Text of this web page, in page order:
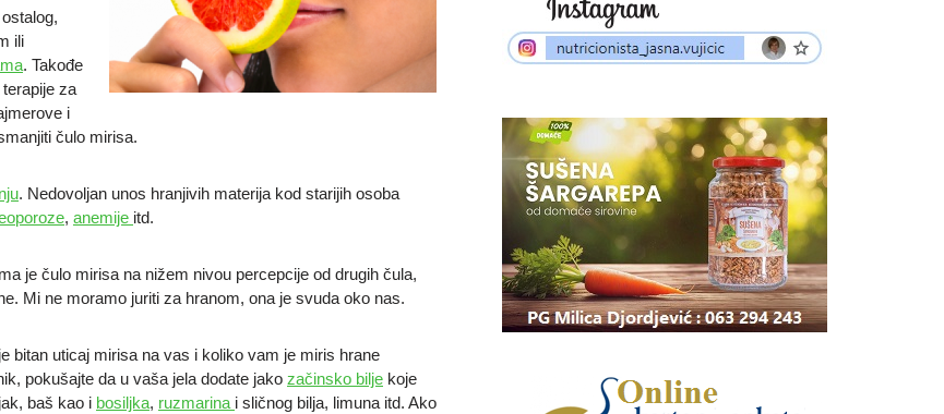
ili
. Takođe
za
i
čulo mirisa.
. Nedovoljan unos hranjivih materija kod starijih osoba
, anemije itd.
je čulo mirisa na nižem nivou percepcije od drugih čula,
Mi ne moramo juriti za hranom, ona je svuda oko nas.
bitan uticaj mirisa na vas i koliko vam je miris hrane
pokušajte da u vaša jela dodate jako začinsko bilje koje
baš kao i bosiljka, ruzmarina i sličnog bilja, limuna itd. Ako